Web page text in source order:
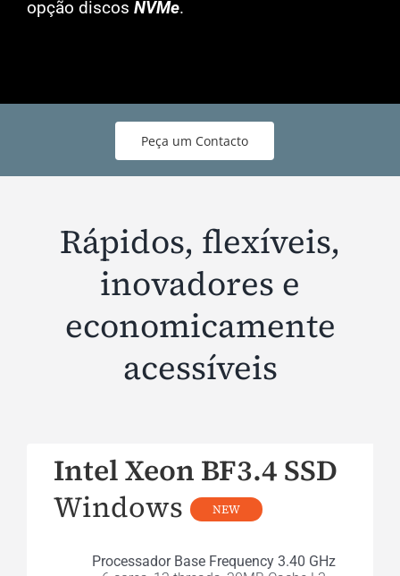
opção discos NVMe.
Peça um Contacto
Rápidos, flexíveis,
inovadores e
economicamente
acessíveis
Intel Xeon BF3.4 SSD
Windows
NEW
Processador Base Frequency 3.40 GHz